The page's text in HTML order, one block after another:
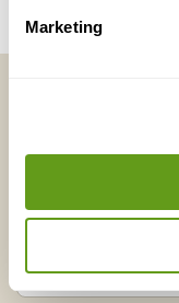
Marketing
kinderen in China